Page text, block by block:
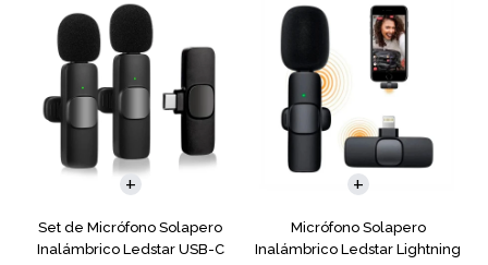
Set de Micrófono Solapero
Inalámbrico Ledstar USB-C
Micrófono Solapero
Inalámbrico Ledstar Lightning